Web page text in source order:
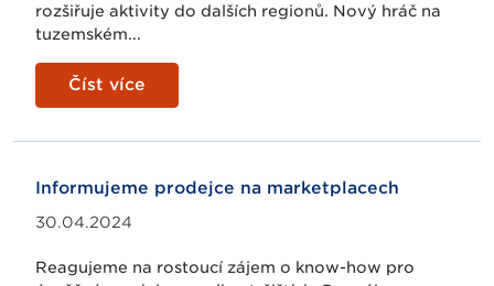
rozšiřuje aktivity do dalších regionů. Nový hráč na
tuzemském...
Číst více
Informujeme prodejce na marketplacech
30.04.2024
Reagujeme na rostoucí zájem o know-how pro